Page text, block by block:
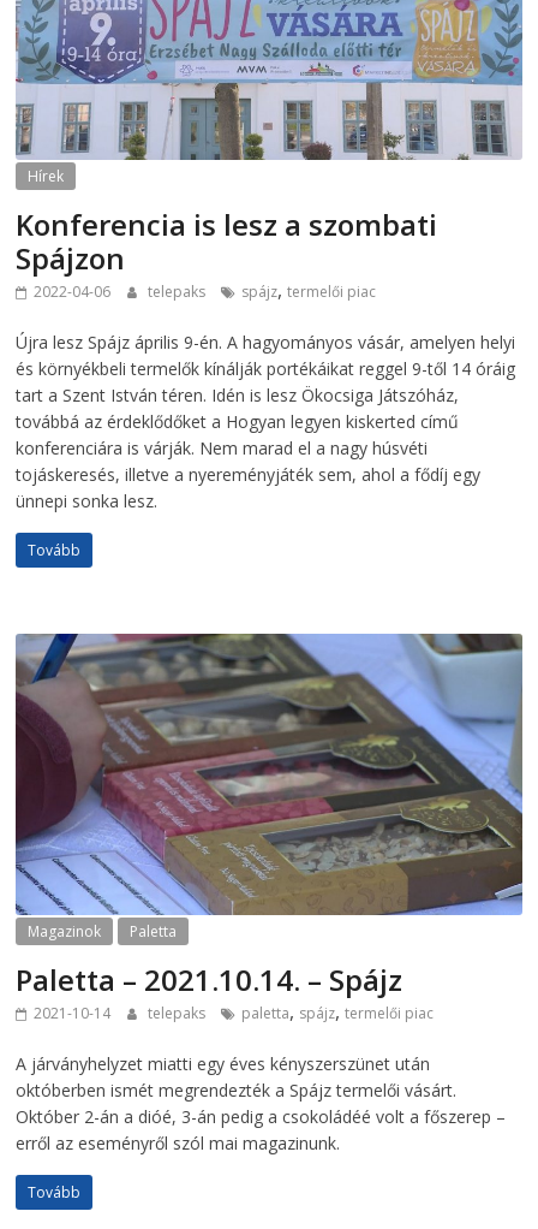
Hírek
Konferencia is lesz a szombati
Spájzon
2022-04-06 telepaks spájz,termelői piac
Újra lesz Spájz április 9-én. A hagyományos vásár, amelyen helyi
és környékbeli termelők kínálják portékáikat reggel 9-től 14 óráig
tart a Szent István téren. Idén is lesz Ökocsiga Játszóház,
továbbá az érdeklődőket a Hogyan legyen kiskerted című
konferenciára is várják. Nem marad el a nagy húsvéti
tojáskeresés, illetve a nyereményjáték sem, ahol a fődíj egy
ünnepi sonka lesz.
Tovább
Magazinok Paletta
Paletta – 2021.10.14. – Spájz
2021-10-14 telepaks paletta, spájz,termelői piac
A járványhelyzet miatti egy éves kényszerszünet után
októberben ismét megrendezték a Spájz termelői vásárt.
Október 2-án a dióé, 3-án pedig a csokoládéé volt a főszerep –
erről az eseményről szól mai magazinunk.
Tovább